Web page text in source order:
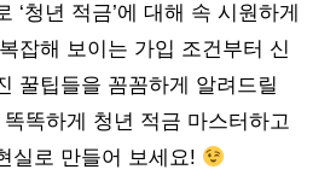
‘청년 적금’에 대해 속 시원하게
잡해 보이는 가입 조건부터 신
꿀팁들을 꼼꼼하게 알려드릴
똑하게 청년 적금 마스터하고
실로 만들어 보세요!